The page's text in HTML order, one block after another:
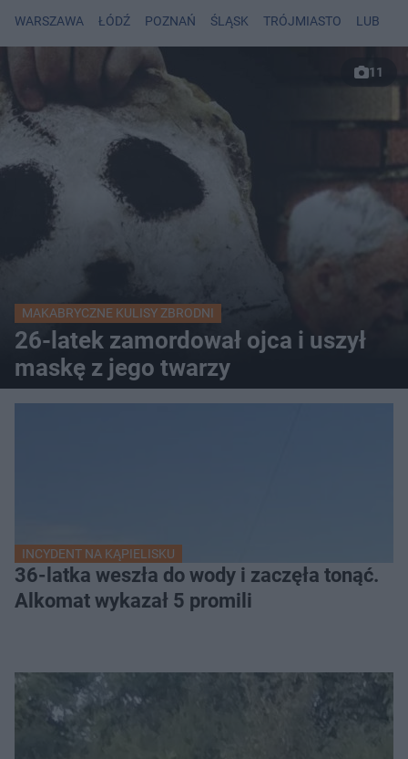
WARSZAWA ŁÓDŹ POZNAŃ ŚLĄSK TRÓJMIASTO LUBLIN
11
MAKABRYCZNE KULISY ZBRODNI
26-latek zamordował ojca i uszył
maskę z jego twarzy
INCYDENT NA KĄPIELISKU
36-latka weszła do wody i zaczęła tonąć.
Alkomat wykazał 5 promili